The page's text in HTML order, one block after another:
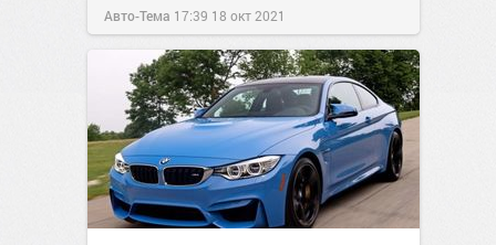
Авто-Тема 17:39 18 окт 2021